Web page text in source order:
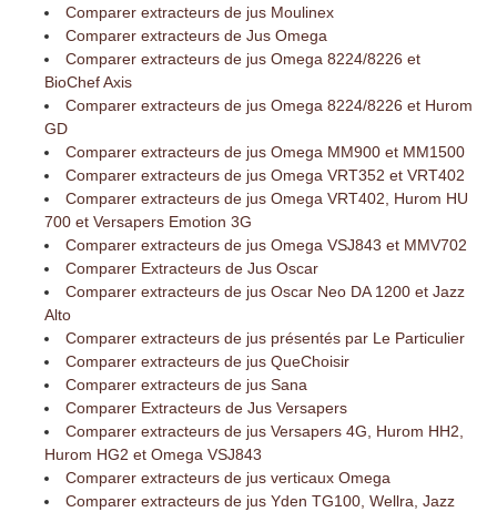
Comparer extracteurs de jus Moulinex
Comparer extracteurs de Jus Omega
Comparer extracteurs de jus Omega 8224/8226 et
BioChef Axis
Comparer extracteurs de jus Omega 8224/8226 et Hurom
GD
Comparer extracteurs de jus Omega MM900 et MM1500
Comparer extracteurs de jus Omega VRT352 et VRT402
Comparer extracteurs de jus Omega VRT402, Hurom HU
700 et Versapers Emotion 3G
Comparer extracteurs de jus Omega VSJ843 et MMV702
Comparer Extracteurs de Jus Oscar
Comparer extracteurs de jus Oscar Neo DA 1200 et Jazz
Alto
Comparer extracteurs de jus présentés par Le Particulier
Comparer extracteurs de jus QueChoisir
Comparer extracteurs de jus Sana
Comparer Extracteurs de Jus Versapers
Comparer extracteurs de jus Versapers 4G, Hurom HH2,
Hurom HG2 et Omega VSJ843
Comparer extracteurs de jus verticaux Omega
Comparer extracteurs de jus Yden TG100, Wellra, Jazz